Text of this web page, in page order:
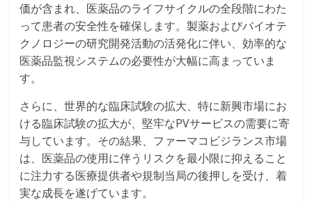
価が含まれ、医薬品のライフサイクルの全段階にわた
って患者の安全性を確保します。製薬およびバイオテ
クノロジーの研究開発活動の活発化に伴い、効率的な
医薬品監視システムの必要性が大幅に高まっていま
す。
さらに、世界的な臨床試験の拡大、特に新興市場にお
ける臨床試験の拡大が、堅牢なPVサービスの需要に寄
与しています。その結果、ファーマコビジランス市場
は、医薬品の使用に伴うリスクを最小限に抑えること
に注力する医療提供者や規制当局の後押しを受け、着
実な成長を遂げています。